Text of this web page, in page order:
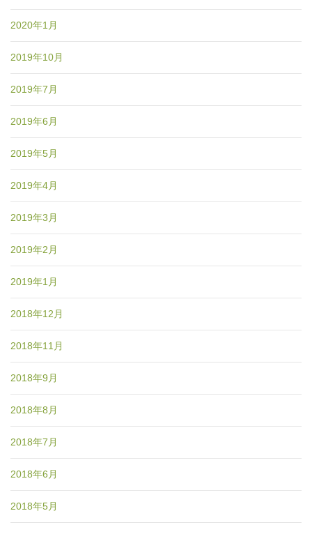
2020年1月
2019年10月
2019年7月
2019年6月
2019年5月
2019年4月
2019年3月
2019年2月
2019年1月
2018年12月
2018年11月
2018年9月
2018年8月
2018年7月
2018年6月
2018年5月